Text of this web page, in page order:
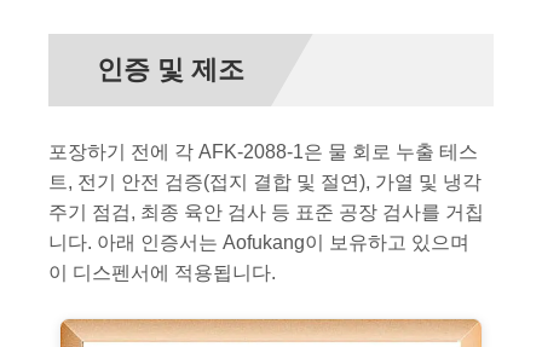
인증 및 제조
포장하기 전에 각 AFK-2088-1은 물 회로 누출 테스
트, 전기 안전 검증(접지 결합 및 절연), 가열 및 냉각
주기 점검, 최종 육안 검사 등 표준 공장 검사를 거칩
니다. 아래 인증서는 Aofukang이 보유하고 있으며
이 디스펜서에 적용됩니다.